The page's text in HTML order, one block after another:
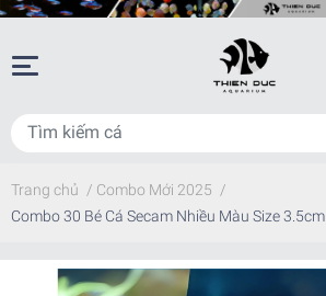
Trang chủ / Combo Mới 2025 /
Combo 30 Bé Cá Secam Nhiều Màu Size 3.5cm